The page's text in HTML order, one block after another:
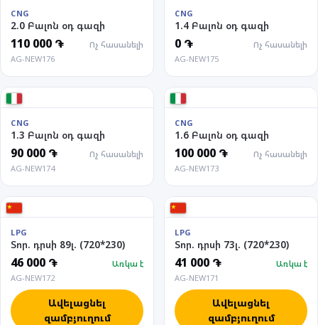
CNG
2.0 Բալոն օդ գազի
110 000 ֏
Ոչ հասանելի
AG-NEW176
CNG
1.4 Բալոն օդ գազի
0 ֏
Ոչ հասանելի
AG-NEW175
CNG
1.3 Բալոն օդ գազի
90 000 ֏
Ոչ հասանելի
AG-NEW174
CNG
1.6 Բալոն օդ գազի
100 000 ֏
Ոչ հասանելի
AG-NEW173
LPG
Տոր. դրսի 89լ. (720*230)
46 000 ֏
Առկա է
AG-NEW172
Ավելացնել
զամբյուղում
LPG
Տոր. դրսի 73լ. (720*230)
41 000 ֏
Առկա է
AG-NEW171
Ավելացնել
զամբյուղում